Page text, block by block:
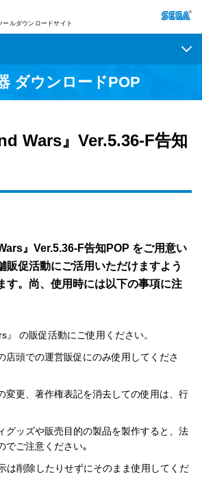
ルダウンロードサイト
ダウンロードPOP
Wars』Ver.5.36-F告知
』Ver.5.36-F告知POP をご用意い
販促活動にご活用いただけますよう
す。尚、使用時には以下の事項に注
』 の販促活動にご使用ください。
店頭での運営販促にのみ使用してくださ
変更、著作権表記を消去しての使用は、行
グッズや販売目的の製品を製作すると、法
でご注意ください｡
は削除したりせずにそのまま使用してくだ